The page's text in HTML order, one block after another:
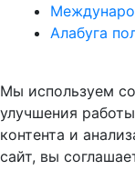
Алабуга
Мы используем
улучшения
контента и
сайт, вы